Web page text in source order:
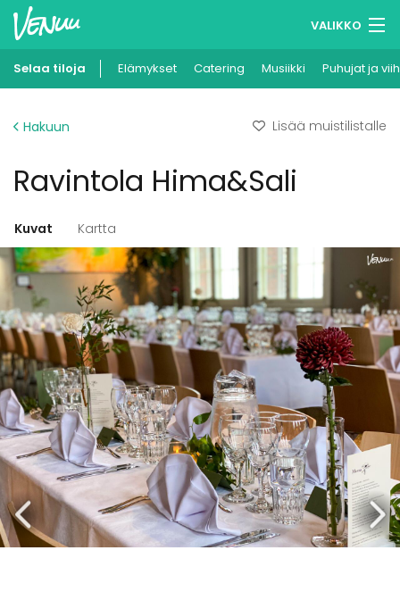
VALIKKO
Muistilistasi
Ilmoita kohteesi
Selaa tiloja Elämykset Catering Musiikki Puhujat ja
Hakuun Lisää muistilistalle
Ravintola Hima&Sali
Kuvat Kartta